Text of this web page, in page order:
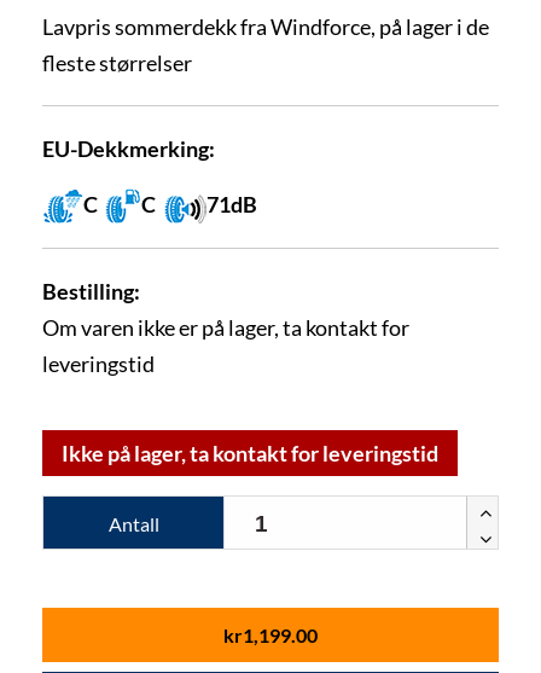
Lavpris sommerdekk fra Windforce, på lager i de
fleste størrelser
EU-Dekkmerking:
C C 71dB
Bestilling:
Om varen ikke er på lager, ta kontakt for
leveringstid
Ikke på lager, ta kontakt for leveringstid
Antall
kr1,199.00